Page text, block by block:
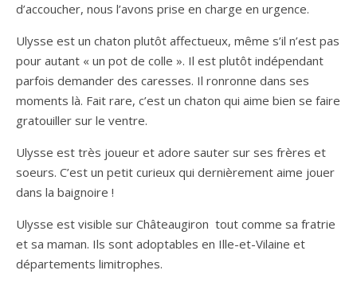
d’accoucher, nous l’avons prise en charge en urgence.
Ulysse est un chaton plutôt affectueux, même s’il n’est pas
pour autant « un pot de colle ». Il est plutôt indépendant
parfois demander des caresses. Il ronronne dans ses
moments là. Fait rare, c’est un chaton qui aime bien se faire
gratouiller sur le ventre.
Ulysse est très joueur et adore sauter sur ses frères et
soeurs. C’est un petit curieux qui dernièrement aime jouer
dans la baignoire !
Ulysse est visible sur Châteaugiron tout comme sa fratrie
et sa maman. Ils sont adoptables en Ille-et-Vilaine et
départements limitrophes.